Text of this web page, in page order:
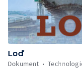
Loď
Dokument